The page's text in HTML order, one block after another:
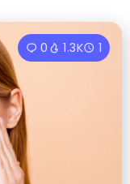
0 1.3K 1